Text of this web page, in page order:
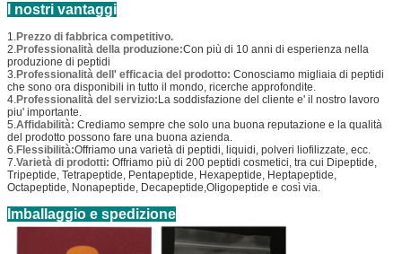
I nostri vantaggi
1. Prezzo di fabbrica competitivo.
2. Professionalità della produzione:Con più di 10 anni di esperienza nella
produzione di peptidi
3. Professionalità dell' efficacia del prodotto: Conosciamo migliaia di peptidi
che sono ora disponibili in tutto il mondo, ricerche approfondite.
4. Professionalità del servizio:La soddisfazione del cliente e' il nostro lavoro
piu' importante.
5. Affidabilità: Crediamo sempre che solo una buona reputazione e la qualità
del prodotto possono fare una buona azienda.
6. Flessibilità:Offriamo una varietà di peptidi, liquidi, polveri liofilizzate, ecc.
7. Varietà di prodotti: Offriamo più di 200 peptidi cosmetici, tra cui Dipeptide,
Tripeptide, Tetrapeptide, Pentapeptide, Hexapeptide, Heptapeptide,
Octapeptide, Nonapeptide, Decapeptide,Oligopeptide e così via.
Imballaggio e spedizione